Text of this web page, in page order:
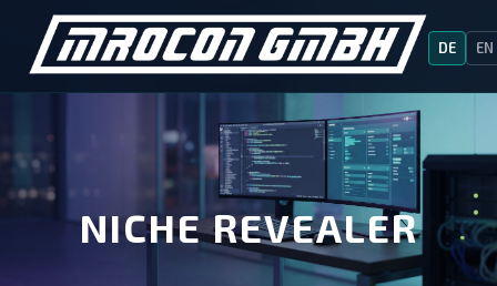
DE EN
NICHE REVEALER